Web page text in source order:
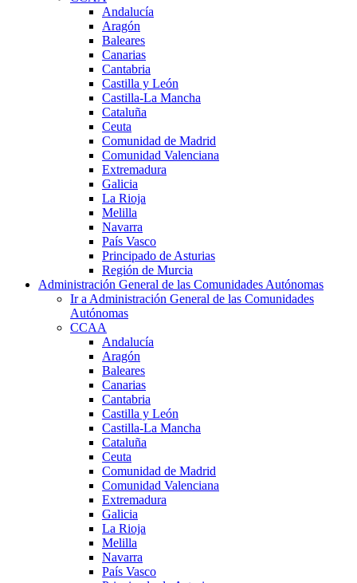
Andalucía
Aragón
Baleares
Canarias
Cantabria
Castilla y León
Castilla-La Mancha
Cataluña
Ceuta
Comunidad de Madrid
Comunidad Valenciana
Extremadura
Galicia
La Rioja
Melilla
Navarra
País Vasco
Principado de Asturias
Región de Murcia
Administración General de las Comunidades Autónomas
Ir a Administración General de las Comunidades
Autónomas
CCAA
Andalucía
Aragón
Baleares
Canarias
Cantabria
Castilla y León
Castilla-La Mancha
Cataluña
Ceuta
Comunidad de Madrid
Comunidad Valenciana
Extremadura
Galicia
La Rioja
Melilla
Navarra
País Vasco